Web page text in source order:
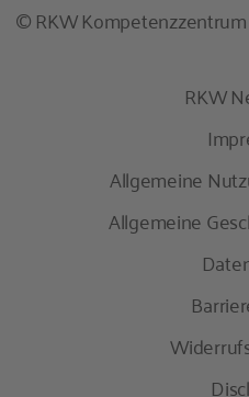
© RKW
RKW
Allgemeine
Allgemeine